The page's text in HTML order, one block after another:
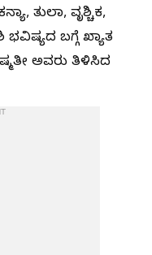
ತುಲಾ, ವೃಶ್ಚಿಕ,
ಬಗ್ಗೆ ಖ್ಯಾತ
ಅವರು ತಿಳಿಸಿದ